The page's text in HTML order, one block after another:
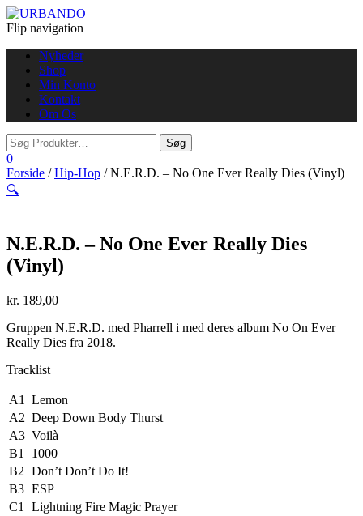
Flip navigation
Nyheder
Shop
Min Konto
Kontakt
Om Os
0
Forside /Hip-Hop / N.E.R.D. – No One Ever Really Dies (Vinyl)
🔍
N.E.R.D. – No One Ever Really Dies
(Vinyl)
kr. 189,00
Gruppen N.E.R.D. med Pharrell i med deres album No On Ever
Really Dies fra 2018.
Tracklist
A1
Lemon
A2 Deep Down Body Thurst
A3 Voilà
B1
1000
B2 Don’t Don’t Do It!
B3 ESP
C1
Lightning Fire Magic Prayer